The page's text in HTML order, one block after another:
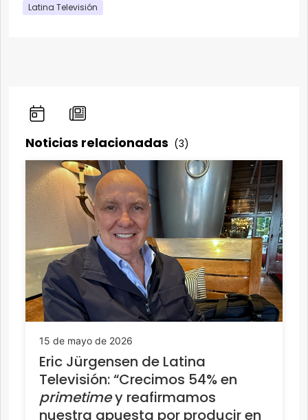
Latina Televisión
Noticias relacionadas (3)
15 de mayo de 2026
Eric Jürgensen de Latina
Televisión: “Crecimos 54% en
primetimey reafirmamos
nuestra apuesta por producir en